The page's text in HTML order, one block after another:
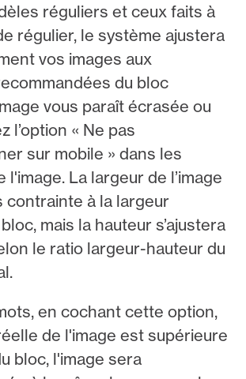
réguliers et ceux faits à
régulier, le système ajustera
vos images aux
du bloc
vous paraît écrasée ou
l’option « Ne pas
sur mobile » dans les
La largeur de l’image
contrainte à la largeur
mais la hauteur s’ajustera
le ratio largeur-hauteur du
en cochant cette option,
de l'image est supérieure
bloc, l'image sera